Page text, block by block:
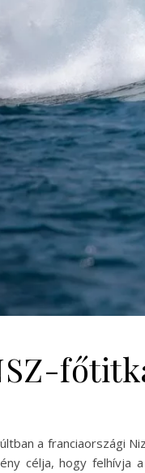
a franciaországi
célja, hogy felhívja